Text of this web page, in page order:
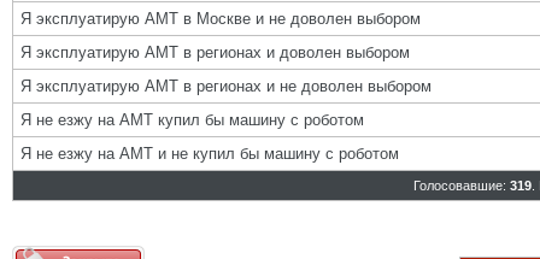
Я эксплуатирую АМТ в Москве и не доволен выбором
Я эксплуатирую АМТ в регионах и доволен выбором
Я эксплуатирую АМТ в регионах и не доволен выбором
Я не езжу на АМТ купил бы машину с роботом
Я не езжу на АМТ и не купил бы машину с роботом
Голосовавшие: 319.